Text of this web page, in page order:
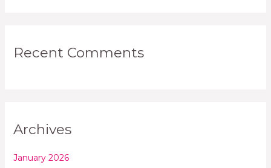
Recent Comments
Archives
January 2026